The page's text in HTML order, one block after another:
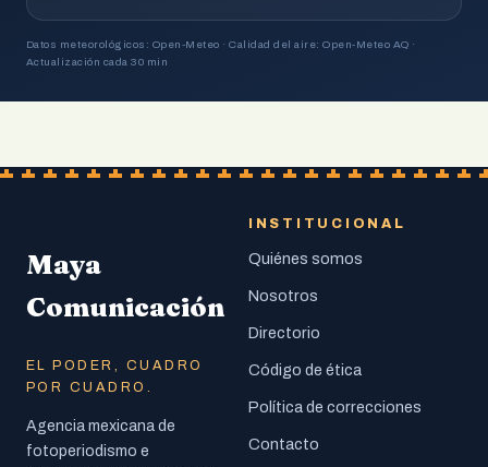
Datos meteorológicos: Open-Meteo · Calidad del aire: Open-Meteo AQ ·
Actualización cada 30 min
Maya
Comunicación
EL PODER, CUADRO
POR CUADRO.
Agencia mexicana de
fotoperiodismo e
INSTITUCIONAL
Quiénes somos
Nosotros
Directorio
Código de ética
Política de correcciones
Contacto